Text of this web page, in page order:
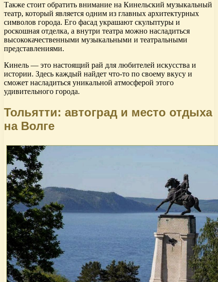
Также стоит обратить внимание на Кинельский музыкальный
театр, который является одним из главных архитектурных
символов города. Его фасад украшают скульптуры и
роскошная отделка, а внутри театра можно насладиться
высококачественными музыкальными и театральными
представлениями.
Кинель — это настоящий рай для любителей искусства и
истории. Здесь каждый найдет что-то по своему вкусу и
сможет насладиться уникальной атмосферой этого
удивительного города.
Тольятти: автоград и место отдыха
на Волге